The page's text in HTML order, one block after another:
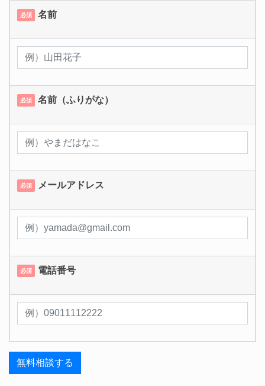
必須 名前
必須 名前（ふりがな）
必須 メールアドレス
必須 電話番号